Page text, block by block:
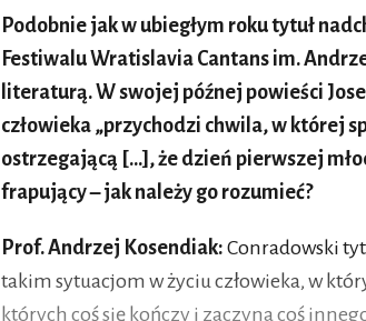
Podobnie jak w ubiegłym roku tytuł
Festiwalu Wratislavia Cantans im.
literaturą. W swojej późnej powieści
człowieka „przychodzi chwila, w której
ostrzegającą […], że dzień pierwszej
frapujący – jak należy go rozumieć?
Prof. Andrzej Kosendiak: Conradowski
takim sytuacjom w życiu człowieka, w
których coś się kończy i zaczyna coś